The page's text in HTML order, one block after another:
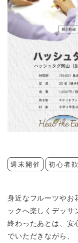
週末開催 初心者
身近なフルーツやお
ックへ楽しくデッサ
終わったあとは、安
でいただきながら、